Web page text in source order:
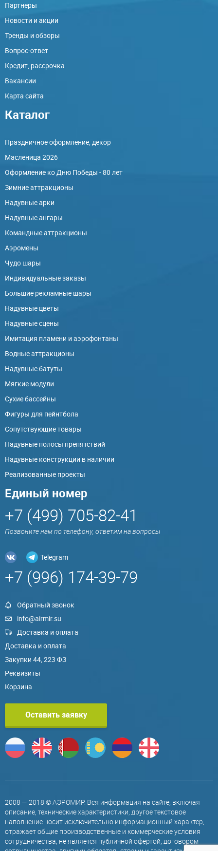
Партнеры
Новости и акции
Тренды и обзоры
Вопрос-ответ
Кредит, рассрочка
Вакансии
Карта сайта
Каталог
Праздничное оформление, декор
Масленица 2026
Оформление ко Дню Победы - 80 лет
Зимние аттракционы
Надувные арки
Надувные ангары
Командные аттракционы
Аэромены
Чудо шары
Индивидуальные заказы
Большие рекламные шары
Надувные цветы
Надувные сцены
Имитация пламени и аэрофонтаны
Водные аттракционы
Надувные батуты
Мягкие модули
Сухие бассейны
Фигуры для пейнтбола
Сопутствующие товары
Надувные полосы препятствий
Надувные конструкции в наличии
Реализованные проекты
Единый номер
+7 (499) 705-82-41
Позвоните нам по телефону, ответим на вопросы
Telegram
+7 (996) 174-39-79
Обратный звонок
info@airmir.su
Доставка и оплата
Доставка и оплата
Закупки 44, 223 ФЗ
Реквизиты
Корзина
Оставить заявку
2008 — 2018 © АЭРОМИР. Вся информация на сайте, включая
описание, технические характеристики, другое текстовое
наполнение носит исключительно информационный характер,
отражает общие производственные и коммерческие условия
сотрудничества, не является публичной офертой, договором